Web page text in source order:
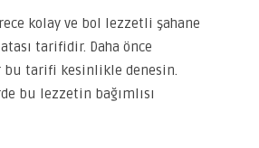
kolay ve bol lezzetli şahane
tarifidir. Daha önce
bu tarifi kesinlikle denesin.
bu lezzetin bağımlısı